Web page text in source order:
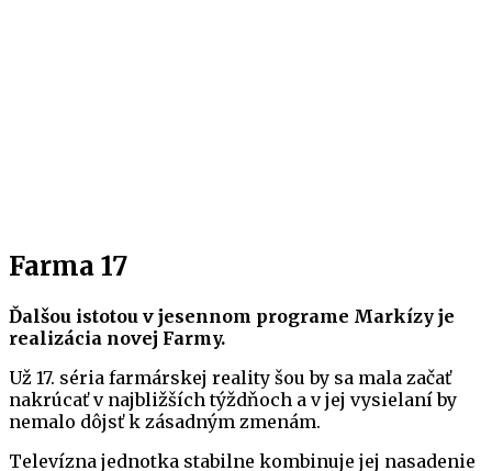
Farma 17
Ďalšou istotou v jesennom programe Markízy je
realizácia novej Farmy.
Už 17. séria farmárskej reality šou by sa mala začať
nakrúcať v najbližších týždňoch a v jej vysielaní by
nemalo dôjsť k zásadným zmenám.
Televízna jednotka stabilne kombinuje jej nasadenie